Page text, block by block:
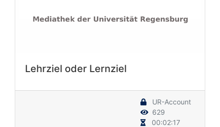
Lehrziel oder Lernziel
UR-Account
629
00:02:17